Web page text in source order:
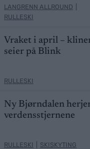
LANGRENN ALLROUND
RULLESKI
Vraket i april –
seier på Blink
RULLESKI
Ny Bjørndalen
verdensstjernene
RULLESKI SKISKYTING